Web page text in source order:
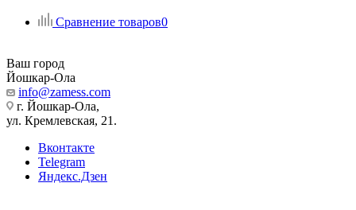
Сравнение товаров0
Ваш город
Йошкар-Ола
info@zamess.com
г. Йошкар-Ола,
ул. Кремлевская, 21.
Вконтакте
Telegram
Яндекс.Дзен